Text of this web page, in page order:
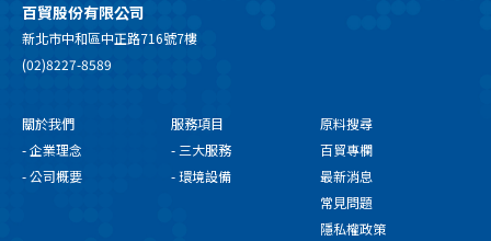
百貿股份有限公司
新北市中和區中正路716號7樓
(02)8227-8589
關於我們
- 企業理念
- 公司概要
服務項目
- 三大服務
- 環境設備
原料搜尋
百貿專欄
最新消息
常見問題
隱私權政策